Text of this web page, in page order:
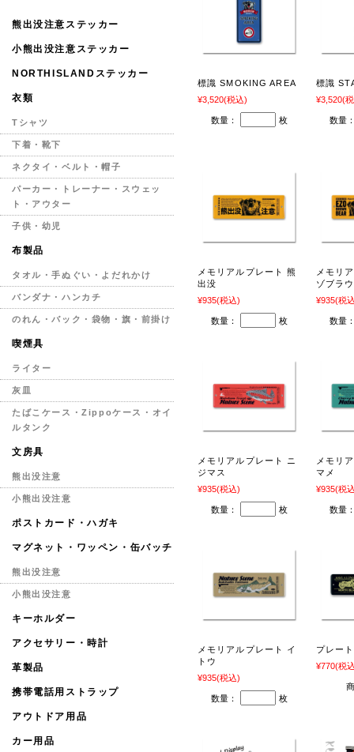
標識 SMOKING AREA
¥3,520(税込)
数量： 枚
標識
¥3,520(
数量
メモリアルプレート 熊
出没
¥935(税込)
数量： 枚
メモリ
ゾブラ
¥935(税
数量
メモリアルプレート ニ
ジマス
¥935(税込)
数量： 枚
メモリ
マメ
¥935(税
数量
メモリアルプレート イ
トウ
¥935(税込)
数量： 枚
プレー
¥770(税
熊出没注意ステッカー
小熊出没注意ステッカー
NORTHISLANDステッカー
衣類
Tシャツ
下着・靴下
ネクタイ・ベルト・帽子
パーカー・トレーナー・スウェッ
ト・アウター
子供・幼児
布製品
タオル・手ぬぐい・よだれかけ
バンダナ・ハンカチ
のれん・バック・袋物・旗・前掛け
喫煙具
ライター
灰皿
たばこケース・Zippoケース・オイ
ルタンク
文房具
熊出没注意
小熊出没注意
ポストカード・ハガキ
マグネット・ワッペン・缶バッチ
熊出没注意
小熊出没注意
キーホルダー
アクセサリー・時計
革製品
携帯電話用ストラップ
アウトドア用品
カー用品